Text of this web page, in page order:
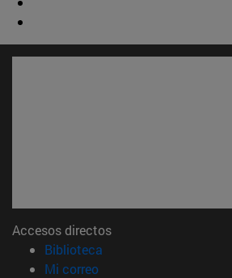
Accesos directos
Biblioteca
Mi correo(abre en nueva ventana)